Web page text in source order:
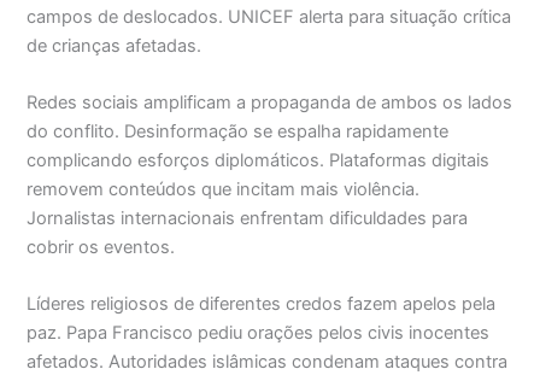
campos de deslocados. UNICEF alerta para situação crítica
de crianças afetadas.
Redes sociais amplificam a propaganda de ambos os lados
do conflito. Desinformação se espalha rapidamente
complicando esforços diplomáticos. Plataformas digitais
removem conteúdos que incitam mais violência.
Jornalistas internacionais enfrentam dificuldades para
cobrir os eventos.
Líderes religiosos de diferentes credos fazem apelos pela
paz. Papa Francisco pediu orações pelos civis inocentes
afetados. Autoridades islâmicas condenam ataques contra